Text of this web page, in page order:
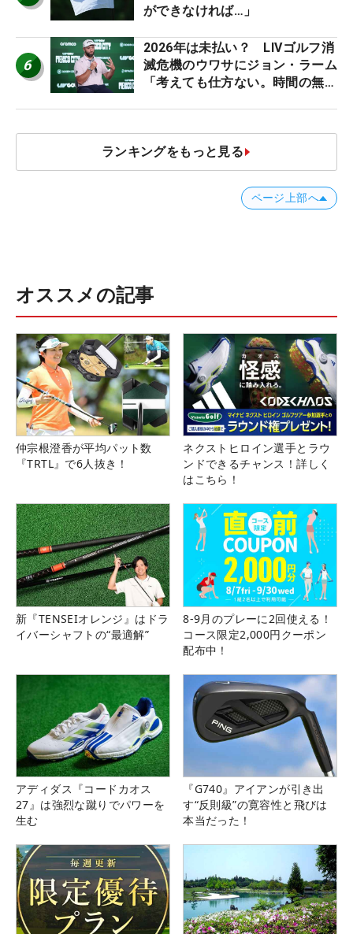
ができなければ…」
6
2026年は未払い？ LIVゴルフ消
滅危機のウワサにジョン・ラーム
「考えても仕方ない。時間の無
ランキングをもっと見る
ページ上部へ
オススメの記事
仲宗根澄香が平均パット数
『TRTL』で6人抜き！
ネクストヒロイン選手とラウ
ンドできるチャンス！詳しく
はこちら！
新『TENSEIオレンジ』はドラ
イバーシャフトの“最適解”
8-9月のプレーに2回使える！
コース限定2,000円クーポン
配布中！
アディダス『コードカオス
27』は強烈な蹴りでパワーを
生む
『G740』アイアンが引き出
す“反則級”の寛容性と飛びは
本当だった！